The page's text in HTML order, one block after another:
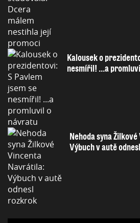
Kalousek o
nesmířil! ...a
Nehoda syna
Výbuch v autě